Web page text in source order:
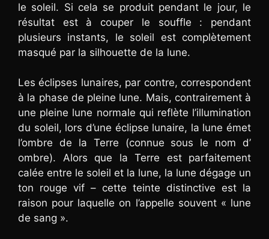
le soleil. Si cela se produit pendant le jour, le
résultat est à couper le souffle : pendant
plusieurs instants, le soleil est complètement
masqué par la silhouette de la lune.
Les éclipses lunaires, par contre, correspondent
à la phase de pleine lune. Mais, contrairement à
une pleine lune normale qui reflète l’illumination
du soleil, lors d’une éclipse lunaire, la lune émet
l’ombre de la Terre (connue sous le nom d’
ombre). Alors que la Terre est parfaitement
calée entre le soleil et la lune, la lune dégage un
ton rouge vif – cette teinte distinctive est la
raison pour laquelle on l’appelle souvent « lune
de sang ».